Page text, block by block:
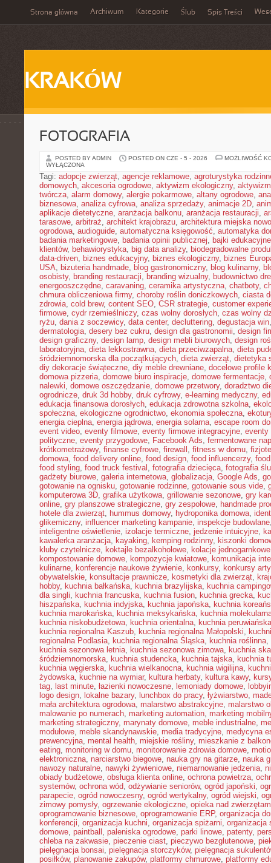
Strona główna Archiwum Kategorie Ślub Spis Treści
KRAKÓW
FOTOGRAFIA
POSTED BY ADMIN POSTED ON CZE - 5 - 2026
MOŻLIWOŚĆ
WYŁĄCZONA
Tagi: adopcje zwierząt, agencje reklamowe, agroturystyka
domowych, akcesoria ogrodowe, aktywizm ekologiczny,
twórcza, alarm domowy, alergie pokarmowe, altany ogrodowe,
biznesowa, analiza cyfrowa, analiza sprzedaży, animacje 2D,
aplikacje dietetyczne, aranżacja balkonu, aranżacja restauracji,
tarasowe, arbitraż, architekt krajobrazu, architektura miejska
ogrodowa, audioguide, automatyczna księgowość, automatyka
badania marketingowe, badania opinii publicznej, bajki edukacyjne
klientów, behawiorystyka, big data analizy, biodegradowalne
data-driven, biznes edukacyjny, biznes ekologiczny, biznes
USA, bizuteria handmade, blog gastronomiczny, blog kulinarny,
osobisty, branding restauracji, branding wizualny, budownictwo
energooszczędne, caravaning, ceramika artystyczna, chatboty,
chmura obliczeniowa firmy, choroby roślin doniczkowych, ciasta
zdrowia, cold brew, content SEO, CSR strategie, customer
firmowe, cydr rzemieślniczy, czas wolny dorosłych, czas wolny
ryżu, dania z soczewicy, data center, decluttering, degustacja win
dermatologia, desery bez cukru, design dla gastronomii, design
design graficzny, design lamp, design mebli biurowych, design
laboratoryjna, dieta lekkostrawna, dieta przeciwzapalna, dieta
śródziemnomorska dla początkujących, dieta zwierząt, dietetyka
diy dekoracje świąteczne, diy meble drewniane, docelowe profile
domowa pizzeria, domowe biuro inspiracje, domowe fermentacje,
nalewki, domowe oszczędzanie, domowe przetwory, doradztwo
ogrodnicze, druk 3d hobby, druk cyfrowy, e-learning medyczny,
edukacja finansowa dorosłych, edukacja zdrowotna szkolna,
społeczna, ekologiczne ogrodnictwo, ekonomia społeczna,
energia cieplna, energia jądrowa, energia solarna, escape room
event video, eventy filmowe, eventy firmowe integracyjne, eventy
polityczne, eventy przygodowe, Facebook Ads, fermentowane
krótkometrażowy, finanse cyfrowe, firewall , fitness w domu,
domowa, food delivery online, food design, food influencerzy,
food styling, food truck festival , fotografia dziecięca, fotografia
gadżety biurowe, galeria internetowa, globalizacja, Google Ads,
gotowanie na ognisku, gotowanie rodzinne, gotowanie sous vide,
komputerowa 3D, grafika użytkowa, grillowanie sezonowe, gry
online, gry planszowe strategiczne, gry zespołowe, handmade
hotele dla zwierząt, hummus domowy, hydroponika domowa,
glikemiczny, influencer marketing kampanie, inspekcje budowlane
inteligentne oświetlenie, izolacje termiczne, jedzenie intuicyjne,
kawalerka aranżacja, kayaking, kemping rodzinny, kiszonki
kluby czytelnicze, koktajle bezalkoholowe, kolacje jednogarnkowe
kompostowanie domowe, kompozycje kwiatowe, komunikacja
kulinarne, konferencje naukowe żywienie, konkursy, konkursy
obywatelskie, konsultacje prawnicze, kosmetyki dla zwierząt,
hobby, kuchnia bałkańska, kuchnia brazylijska, kuchnia
dla singli, kuchnia francuska, kuchnia fusion, kuchnia grecka,
hiszpańska, kuchnia indyjska, kuchnia japońska, kuchnia
kuchnia marokańska, kuchnia meksykańska, kuchnia
kuchnia niskobudżetowa, kuchnia orientalna, kuchnia peruwiańska
kuchnia regionalna Kaszub, kuchnia regionalna Małopolski,
regionalna Podlasia, kuchnia regionalna Śląska, kuchnia roślinna,
kuchnia sezonowa letnia, kuchnia sezonowa zimowa, kuchnia
śródziemnomorska, kuchnia studencka, kuchnia tajska, kuchnia
kuchnia węgierska, kuchnia wielkanocna, kuchnia wigilijna,
żydowska, kuchnie na wymiar, kultura herbaty, kultura kawy,
tag, last minute, łazienki nowoczesne, lemoniady domowe,
logo design, lokalne bazary, lunchbox do pracy, łyżwiarstwo,
mała architektura ogrodowa, malarstwo abstrakcyjne, malarstwo
malowanie po numerach, marketing automation, marketing
marketing strategiczny, marynaty domowe, meble industrialne,
modułowe, meble skandynawskie, media tradycyjne, medycyna
prewencyjna, mental health, miejskie rośliny, mieszkanie z
eating, monitoring w domu, monitorowanie zdrowia domowe,
elektroniczna, narciarstwo biegowe, nauka gry na gitarze, nauka
nawozy naturalne, nawyki żywieniowe, niemarnowanie jedzenia,
obiady budżetowe, obsługa klienta online, ochrona powietrza,
systemów, ochrona wód, odżywianie seniorów, ogród japoński,
parapecie, ogród nowoczesny, ogród wertykalny, ogród wiejski,
zimowy pomysły, ogrzewanie ekologiczne, opieka nad
oprogramowanie biznesowe, oprogramowanie ERP, organizacja
konferencji, organizacja kuchni, organizacja spiżarni, organizacja
domowe, paintball , paleniska ogrodowe, parki linowe, patenty,
chleba na zakwasie, pieczenie ciast, pieczywo bezglutenowe,
pielęgnacja bonsai, pielęgnacja storczyków, pielęgnacja
posiłków, planowanie zakupów, platformy chmurowe, platformy